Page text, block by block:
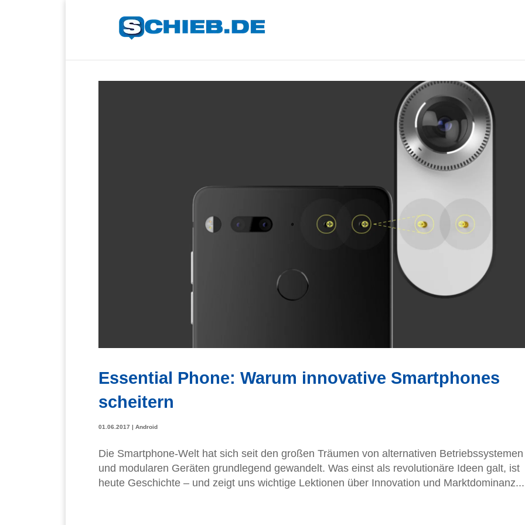
Essential Phone: Warum innovative Smartphones
scheitern
01.06.2017 | Android
Die Smartphone-Welt hat sich seit den großen Träumen von alternativen Betriebssystemen
und modularen Geräten grundlegend gewandelt. Was einst als revolutionäre Ideen galt, ist
heute Geschichte – und zeigt uns wichtige Lektionen über Innovation und